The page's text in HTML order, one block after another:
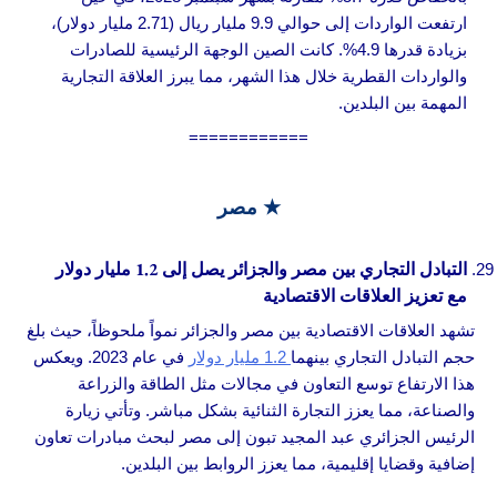
ارتفعت الواردات إلى حوالي 9.9 مليار ريال (2.71 مليار دولار)،
بزيادة قدرها 4.9%. كانت الصين الوجهة الرئيسية للصادرات
والواردات القطرية خلال هذا الشهر، مما يبرز العلاقة التجارية
المهمة بين البلدين.
============
★ مصر
التبادل التجاري بين مصر والجزائر يصل إلى 1.2 مليار دولار
مع تعزيز العلاقات الاقتصادية
تشهد العلاقات الاقتصادية بين مصر والجزائر نمواً ملحوظاً، حيث بلغ
حجم التبادل التجاري بينهما
في عام 2023. ويعكس
هذا الارتفاع توسع التعاون في مجالات مثل الطاقة والزراعة
والصناعة، مما يعزز التجارة الثنائية بشكل مباشر. وتأتي زيارة
الرئيس الجزائري عبد المجيد تبون إلى مصر لبحث مبادرات تعاون
إضافية وقضايا إقليمية، مما يعزز الروابط بين البلدين.